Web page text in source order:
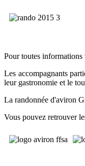
Pour toutes informations
Les accompagnants
leur gastronomie et le
La randonnée d'aviron
Vous pouvez retrouver